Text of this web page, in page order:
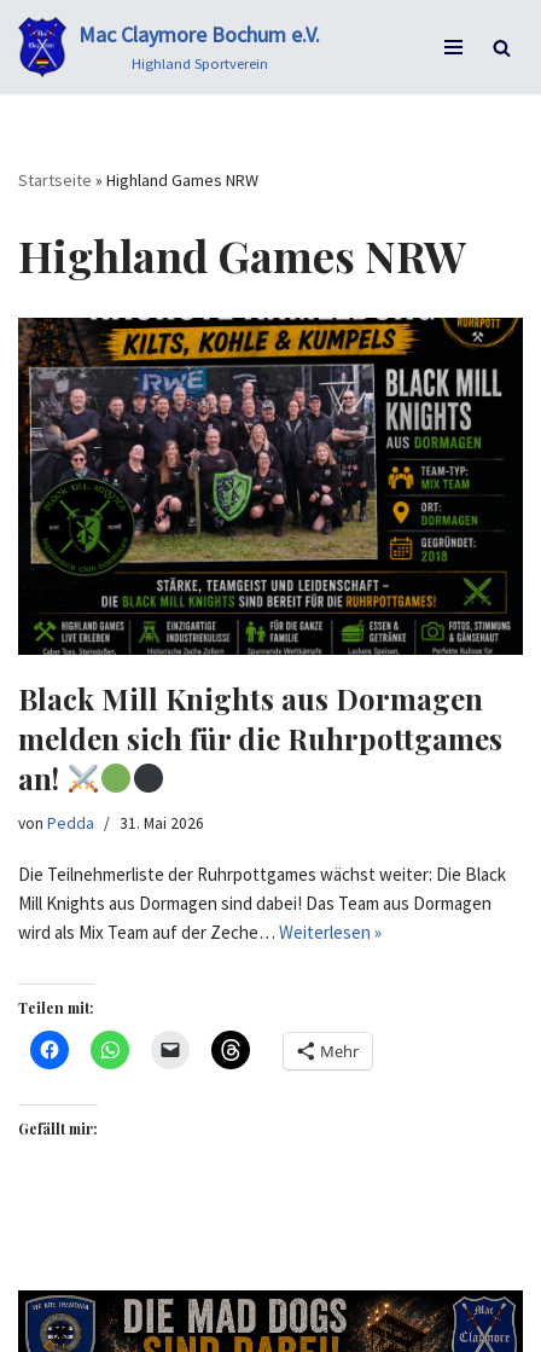
Zum
Inhalt
Mac Claymore Bochum e.V.
Highland Sportverein
Startseite » Highland Games NRW
Highland Games NRW
Black Mill Knights aus Dormagen
melden sich für die Ruhrpottgames
an!
von Pedda 31. Mai 2026
Die Teilnehmerliste der Ruhrpottgames wächst weiter: Die Black
Mill Knights aus Dormagen sind dabei! Das Team aus Dormagen
wird als Mix Team auf der Zeche… Weiterlesen »
Teilen mit:
Mehr
Gefällt mir: